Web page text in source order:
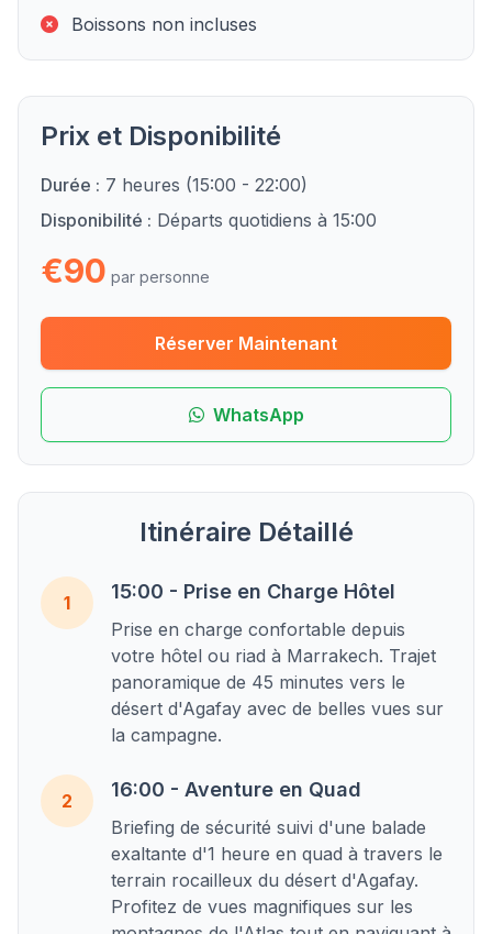
Boissons non incluses
Prix et Disponibilité
Durée : 7 heures (15:00 - 22:00)
Disponibilité : Départs quotidiens à 15:00
€90 par personne
Réserver Maintenant
WhatsApp
Itinéraire Détaillé
1 15:00 - Prise en Charge Hôtel
Prise en charge confortable depuis
votre hôtel ou riad à Marrakech. Trajet
panoramique de 45 minutes vers le
désert d'Agafay avec de belles vues sur
la campagne.
2 16:00 - Aventure en Quad
Briefing de sécurité suivi d'une balade
exaltante d'1 heure en quad à travers le
terrain rocailleux du désert d'Agafay.
Profitez de vues magnifiques sur les